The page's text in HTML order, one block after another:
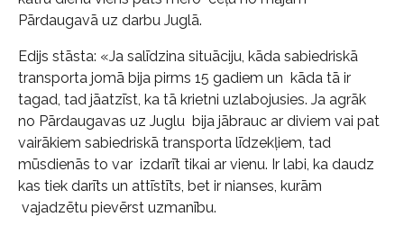
Pārdaugavā uz darbu Juglā.
Edijs stāsta: «Ja salīdzina situāciju, kāda sabiedriskā
transporta jomā bija pirms 15 gadiem un kāda tā ir
tagad, tad jāatzīst, ka tā krietni uzlabojusies. Ja agrāk
no Pārdaugavas uz Juglu bija jābrauc ar diviem vai pat
vairākiem sabiedriskā transporta līdzekļiem, tad
mūsdienās to var izdarīt tikai ar vienu. Ir labi, ka daudz
kas tiek darīts un attīstīts, bet ir nianses, kurām
vajadzētu pievērst uzmanību.